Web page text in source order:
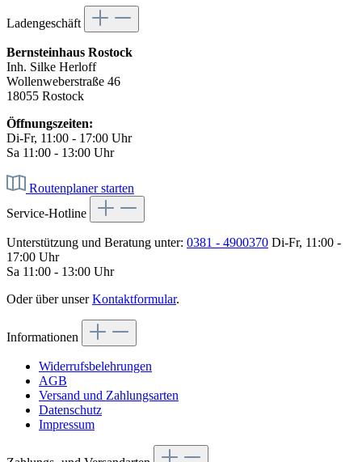
Ladengeschäft
Bernsteinhaus Rostock
Inh. Silke Herloff
Wollenweberstraße 46
18055 Rostock
Öffnungszeiten:
Di-Fr, 11:00 - 17:00 Uhr
Sa 11:00 - 13:00 Uhr
Routenplaner starten
Service-Hotline
Unterstützung und Beratung unter: 0381 - 4900370 Di-Fr, 11:00 -
17:00 Uhr
Sa 11:00 - 13:00 Uhr
Oder über unserKontaktformular.
Informationen
Widerrufsbelehrungen
AGB
Versand und Zahlungsarten
Datenschutz
Impressum